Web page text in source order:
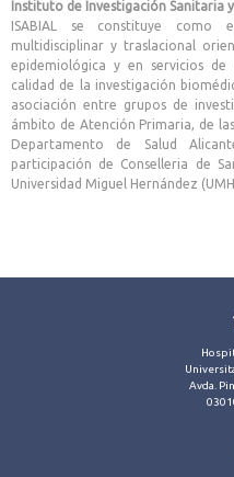
Instituto de Investigación Sanitaria
ISABIAL se constituye como
multidisciplinar y traslacional
epidemiológica y en servicios
calidad de la investigación
asociación entre grupos de
ámbito de Atención Primaria, de
Departamento de Salud
participación de Conselleria de
Universidad Miguel Hernández
Avda.